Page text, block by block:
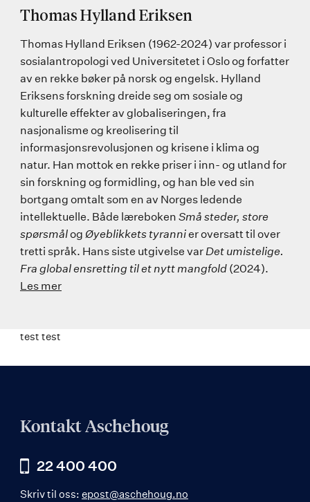
Thomas Hylland Eriksen
Thomas Hylland Eriksen (1962-2024) var professor i
sosialantropologi ved Universitetet i Oslo og forfatter
av en rekke bøker på norsk og engelsk. Hylland
Eriksens forskning dreide seg om sosiale og
kulturelle effekter av globaliseringen, fra
nasjonalisme og kreolisering til
informasjonsrevolusjonen og krisene i klima og
natur. Han mottok en rekke priser i inn- og utland for
sin forskning og formidling, og han ble ved sin
bortgang omtalt som en av Norges ledende
intellektuelle. Både læreboken Små steder, store
spørsmålog Øyeblikkets tyrannier oversatt til over
tretti språk. Hans siste utgivelse var Det umistelige.
Fra global ensretting til et nytt mangfold (2024).
Les mer
test test
Kontakt Aschehoug
22 400 400
Skriv til oss: epost@aschehoug.no